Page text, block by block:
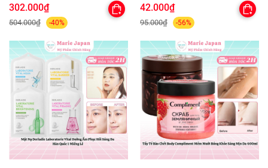
Fit Cover Hàn Quốc
302.000₫
504.000₫ -40%
42.000₫
95.000₫ -56%